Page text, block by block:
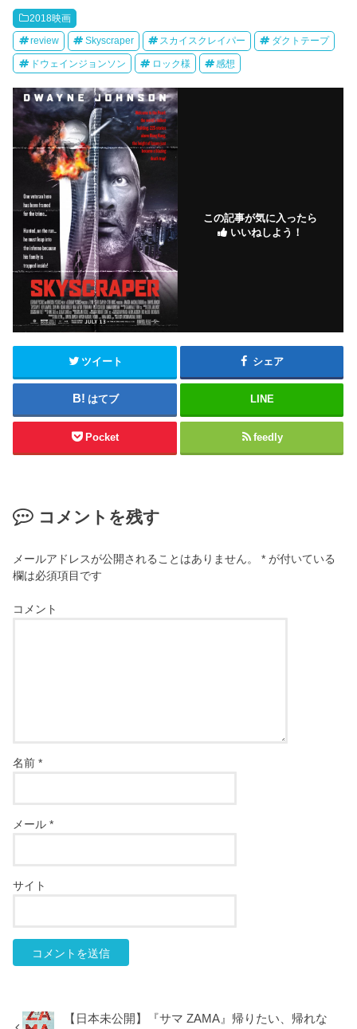
2018映画
review Skyscraper スカイスクレイパー ダクトテープ
ドウェインジョンソン ロック様 感想
この記事が気に入ったら
いいねしよう！
ツイート シェア
はてブ LINE
Pocket feedly
コメントを残す
メールアドレスが公開されることはありません。 * が付いている
欄は必須項目です
コメント
名前*
メール*
サイト
【日本未公開】『サマ ZAMA』帰りたい、帰れな